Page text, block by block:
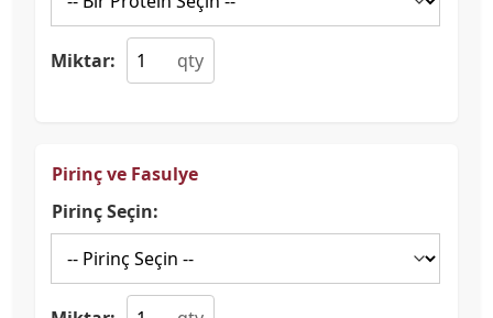
Miktar:
Pirinç ve Fasulye
Pirinç Seçin: